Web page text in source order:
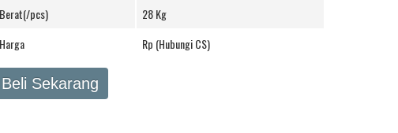
Berat(/pcs)
28 Kg
Harga
Rp (Hubungi CS)
Beli Sekarang